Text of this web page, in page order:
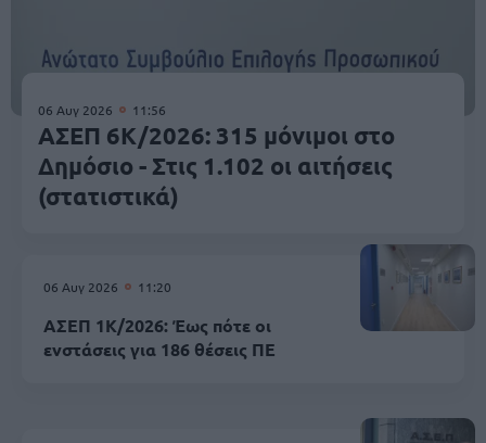
06 Αυγ 2026 11:56
ΑΣΕΠ 6Κ/2026: 315 μόνιμοι στο
Δημόσιο - Στις 1.102 οι αιτήσεις
(στατιστικά)
06 Αυγ 2026 11:20
ΑΣΕΠ 1Κ/2026: Έως πότε οι
ενστάσεις για 186 θέσεις ΠΕ